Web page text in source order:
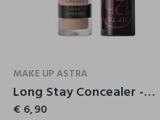
MAKE UP ASTRA
Long Stay Concealer - Astra Make-Up
€ 6,90